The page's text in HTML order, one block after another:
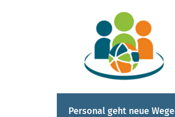
Personal geht neue Wege